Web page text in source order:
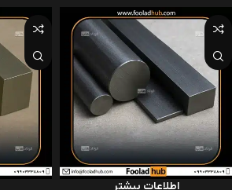
اطلاعات بیشتر